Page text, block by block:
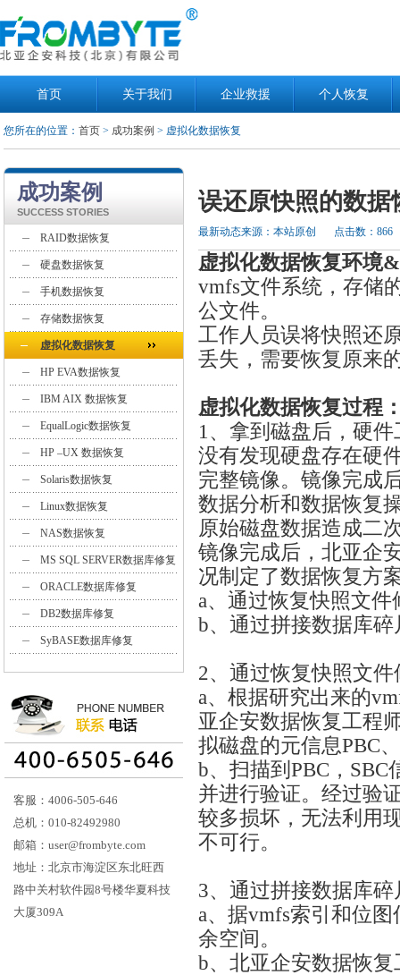
首页 关于我们 企业救援 个人恢复
您所在的位置： 首页> 成功案例 > 虚拟化数据恢复
成功案例
SUCCESS STORIES
RAID数据恢复
硬盘数据恢复
手机数据恢复
存储数据恢复
虚拟化数据恢复
HP EVA数据恢复
IBM AIX 数据恢复
EqualLogic数据恢复
HP –UX 数据恢复
Solaris数据恢复
Linux数据恢复
NAS数据恢复
MS SQL SERVER数据库修复
ORACLE数据库修复
DB2数据库修复
SyBASE数据库修复
客服：4006-505-646
总机：010-82492980
邮箱：user@frombyte.com
地址：北京市海淀区东北旺西
路中关村软件园8号楼华夏科技
大厦309A
误还原快照的数据
最新动态来源：本站原创 点击数：866
虚拟化数据恢复环境
vmfs文件系统，存储
公文件。
工作人员误将快照还
丢失，需要恢复原来
虚拟化数据恢复过程
1、拿到磁盘后，硬
没有发现硬盘存在硬
完整镜像。镜像完成
数据分析和数据恢复
原始磁盘数据造成二
镜像完成后，北亚企
况制定了数据恢复方
a、通过恢复快照文件
b、通过拼接数据库
2、通过恢复快照文
a、根据研究出来的
亚企安数据恢复工程
拟磁盘的元信息PBC
b、扫描到PBC，
并进行验证。经过验
较多损坏，无法利用
不可行。
3、通过拼接数据库
a、据vmfs索引和位
余空间。
b、北亚企安数据恢